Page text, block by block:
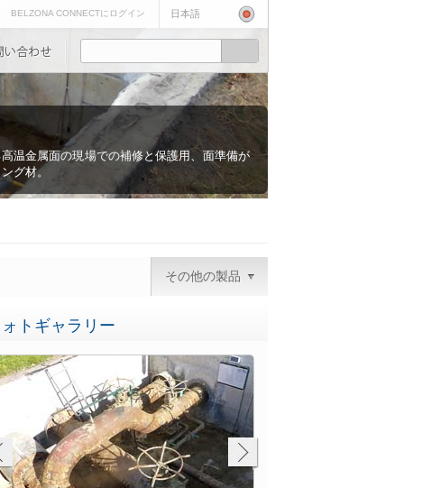
日本語
BELZONA CONNECTにログイン
温金属面の現場での補修と保護用、面準備が
グ材。
その他の製品
ォトギャラリー